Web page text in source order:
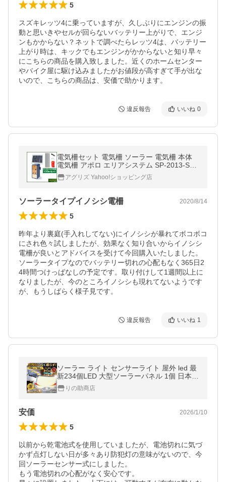
5
スズキレッツ4に乗っていますが、久しぶりにエンジンの振
動と思いきやセルが回らないバッテリー上がりで、エンジ
ンもかからない？ネットで調べたらレッツ4は、バッテリー
上がり時は、キックでもエンジンがかからないと知り早々
にこちらの商品を購入致しました。近くのホームセンター
やバイク屋に駆け込みましたがお値段が高すぎて手が出な
いので、こちらの商品は、安価で助かります。
違反報告 いいね 0
電気柵セット 電気柵 ソーラー 電気柵 本体
電気柵 アポロ エリアシステム SP-2013-SR
100m X 2段張り 資材付 ソーラー セット
アグリズ Yahoo!ショッピング店
ソーラータイプイノシシ電柵 2020/8/14
5
昨年より裏庭(手入れしてない)にイノシシが暴れてボコボコ
にされ色々試しましたが、効果なく知り合いからイノシシ
電柵が良いとアドバイスを受けて今回購入いたしました。
ソーラータイプなのでバッテリー切れの心配もなく365日2
4時間つけっぱなしの予定です。取り付けして1週間以上に
なりましたが、今のところイノシシも現れてないようです
が、もうしばらく様子見です。
違反報告 いいね 1
ソーラー ライト センサーライト 屋外 led 最
新234個LED 大型ソーラーパネル 1個 日本語
説明書 照明 太陽光パネル 電気代０円 ガーデ
ンライト 人感 分離型 高輝
りの助商店
安価 2026/1/10
5
以前から乾電池式を使用していましたが、電池切れに気づ
かず点灯しない日が多々あり防犯灯の意味がないので、今
回ソーラーセンサー式にしました。
もう電池切れの心配がなく安心です。